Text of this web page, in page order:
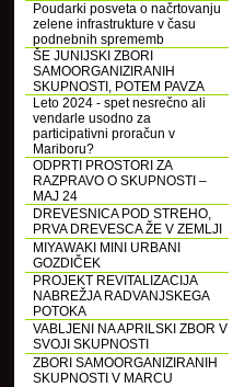
Poudarki posveta o načrtovanju
zelene infrastrukture v času
podnebnih sprememb
ŠE JUNIJSKI ZBORI
SAMOORGANIZIRANIH
SKUPNOSTI, POTEM PAVZA
Leto 2024 - spet nesrečno ali
vendarle usodno za
participativni proračun v
Mariboru?
ODPRTI PROSTORI ZA
RAZPRAVO O SKUPNOSTI –
MAJ 24
DREVESNICA POD STREHO,
PRVA DREVESCA ŽE V ZEMLJI
MIYAWAKI MINI URBANI
GOZDIČEK
PROJEKT REVITALIZACIJA
NABREŽJA RADVANJSKEGA
POTOKA
VABLJENI NA APRILSKI ZBOR V
SVOJI SKUPNOSTI
ZBORI SAMOORGANIZIRANIH
SKUPNOSTI V MARCU